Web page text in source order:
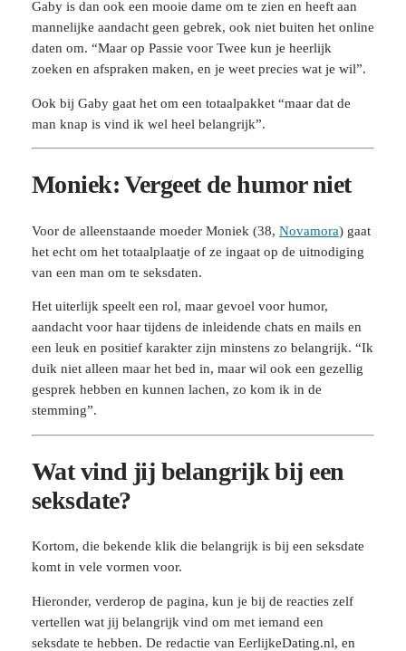
Gaby is dan ook een mooie dame om te zien en heeft aan
mannelijke aandacht geen gebrek, ook niet buiten het online
daten om. “Maar op Passie voor Twee kun je heerlijk
zoeken en afspraken maken, en je weet precies wat je wil”.
Ook bij Gaby gaat het om een totaalpakket “maar dat de
man knap is vind ik wel heel belangrijk”.
Moniek: Vergeet de humor niet
Voor de alleenstaande moeder Moniek (38, Novamora) gaat
het echt om het totaalplaatje of ze ingaat op de uitnodiging
van een man om te seksdaten.
Het uiterlijk speelt een rol, maar gevoel voor humor,
aandacht voor haar tijdens de inleidende chats en mails en
een leuk en positief karakter zijn minstens zo belangrijk. “Ik
duik niet alleen maar het bed in, maar wil ook een gezellig
gesprek hebben en kunnen lachen, zo kom ik in de
stemming”.
Wat vind jij belangrijk bij een
seksdate?
Kortom, die bekende klik die belangrijk is bij een seksdate
komt in vele vormen voor.
Hieronder, verderop de pagina, kun je bij de reacties zelf
vertellen wat jij belangrijk vind om met iemand een
seksdate te hebben. De redactie van EerlijkeDating.nl, en